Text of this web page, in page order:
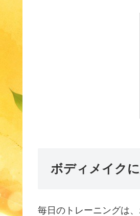
ボディメイク
毎日のトレーニングは